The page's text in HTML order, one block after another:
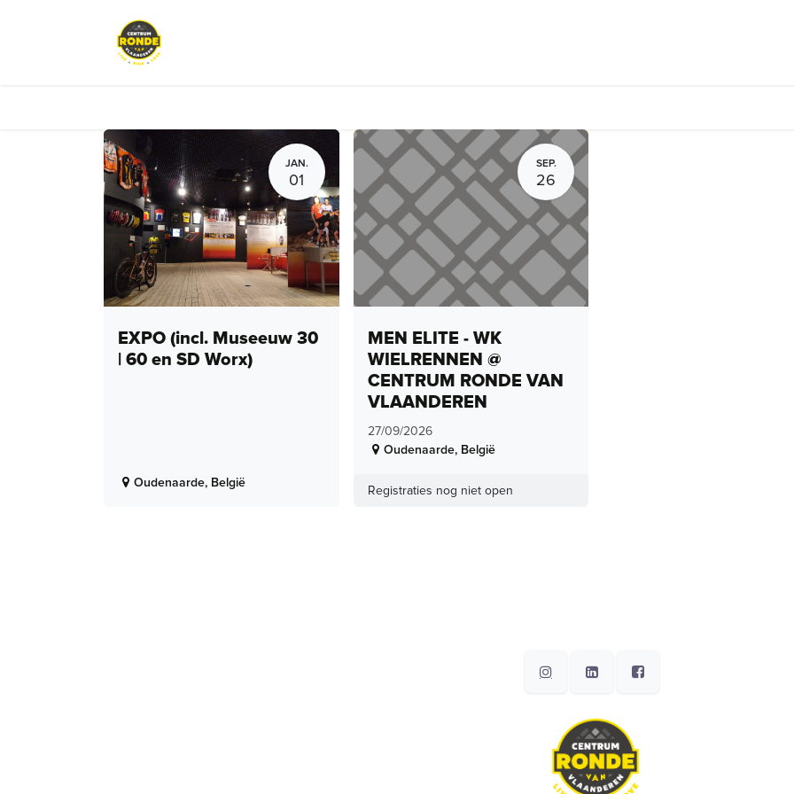
JAN.
01
EXPO (incl. Museeuw 30
| 60 en SD Worx)
Oudenaarde, België
SEP.
26
MEN ELITE - WK
WIELRENNEN @
CENTRUM RONDE VAN
VLAANDEREN
27/09/2026
Oudenaarde, België
Registraties nog niet open